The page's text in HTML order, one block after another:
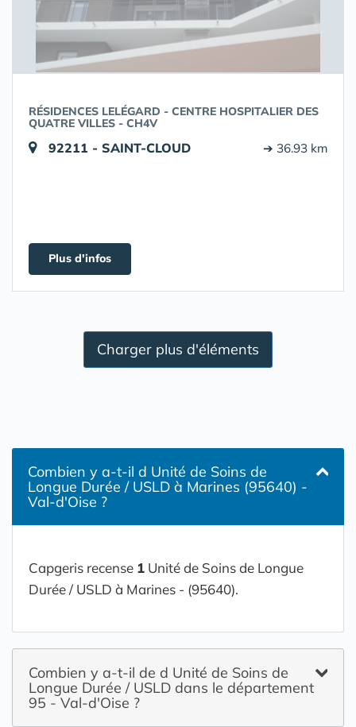
RÉSIDENCES LELÉGARD - CENTRE HOSPITALIER DES
QUATRE VILLES - CH4V
92211 - SAINT-CLOUD ➔ 36.93 km
Plus d'infos
Charger plus d'éléments
Combien y a-t-il d Unité de Soins de
Longue Durée / USLD à Marines (95640) -
Val-d'Oise ?
Capgeris recense 1 Unité de Soins de Longue
Durée / USLD à Marines - (95640).
Combien y a-t-il de d Unité de Soins de
Longue Durée / USLD dans le département
95 - Val-d'Oise ?